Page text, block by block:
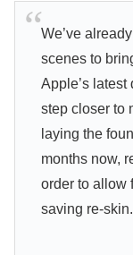
We’ve
scenes to
Apple’s latest
step closer to
laying the
months now,
order to allow
saving re-skin.